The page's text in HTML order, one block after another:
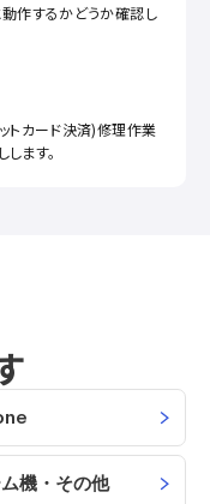
作するかどうか確認し
トカード決済)修理作業
ます。
機・その他